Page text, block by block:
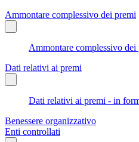
Ammontare complessivo dei premi
Ammontare complessivo
Dati relativi ai premi
Dati relativi ai premi - in
Benessere organizzativo
Enti controllati